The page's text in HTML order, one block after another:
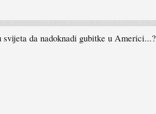
da nadoknadi gubitke u Americi...?